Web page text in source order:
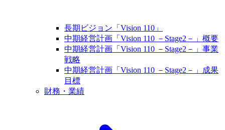
長期ビジョン「Vision 110」
中期経営計画「Vision 110 －Stage2－」概要
中期経営計画「Vision 110 －Stage2－」事業
戦略
中期経営計画「Vision 110 －Stage2－」成果
目標
財務・業績